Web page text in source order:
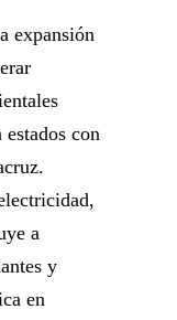
expansión
con
a
y
en